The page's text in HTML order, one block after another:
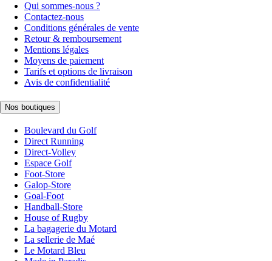
Qui sommes-nous ?
Contactez-nous
Conditions générales de vente
Retour & remboursement
Mentions légales
Moyens de paiement
Tarifs et options de livraison
Avis de confidentialité
Nos boutiques
Boulevard du Golf
Direct Running
Direct-Volley
Espace Golf
Foot-Store
Galop-Store
Goal-Foot
Handball-Store
House of Rugby
La bagagerie du Motard
La sellerie de Maé
Le Motard Bleu